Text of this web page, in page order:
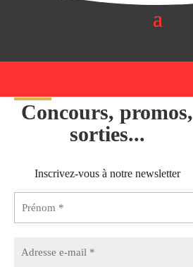
Concours, promos,
sorties...
Inscrivez-vous à notre newsletter